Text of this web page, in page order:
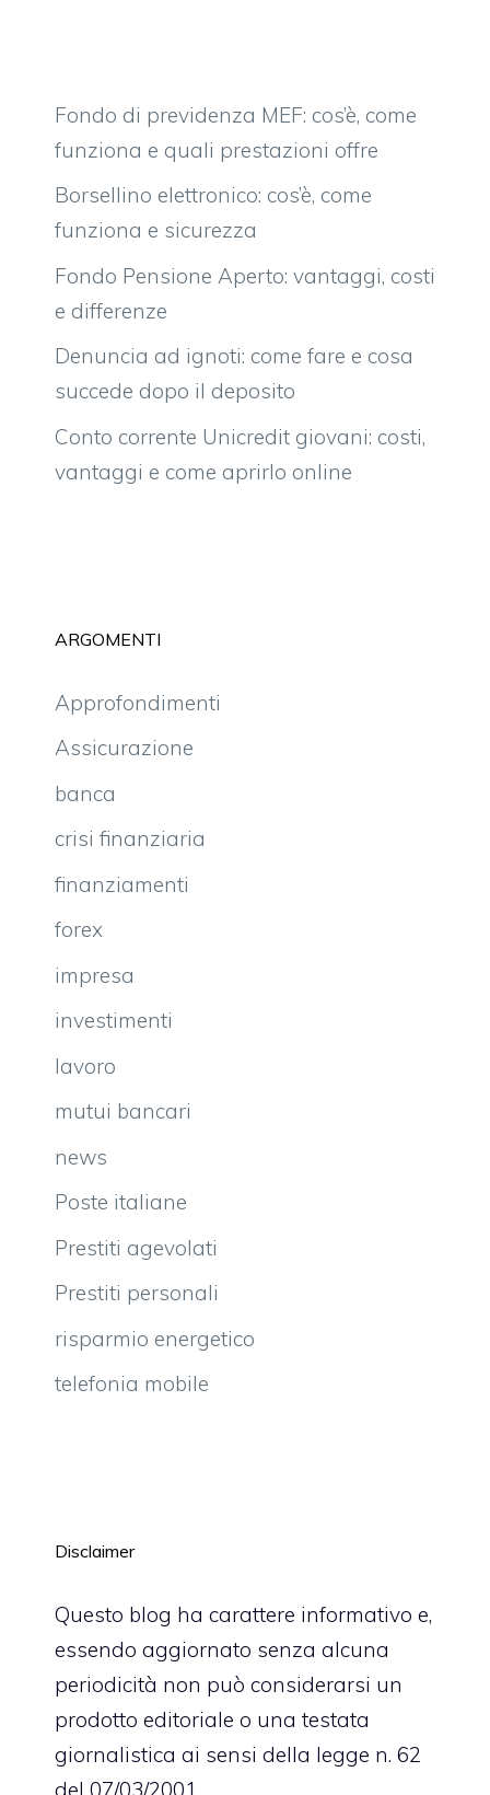
Fondo di previdenza MEF: cos’è, come
funziona e quali prestazioni offre
Borsellino elettronico: cos’è, come
funziona e sicurezza
Fondo Pensione Aperto: vantaggi, costi
e differenze
Denuncia ad ignoti: come fare e cosa
succede dopo il deposito
Conto corrente Unicredit giovani: costi,
vantaggi e come aprirlo online
ARGOMENTI
Approfondimenti
Assicurazione
banca
crisi finanziaria
finanziamenti
forex
impresa
investimenti
lavoro
mutui bancari
news
Poste italiane
Prestiti agevolati
Prestiti personali
risparmio energetico
telefonia mobile
Disclaimer
Questo blog ha carattere informativo e,
essendo aggiornato senza alcuna
periodicità non può considerarsi un
prodotto editoriale o una testata
giornalistica ai sensi della legge n. 62
del 07/03/2001.